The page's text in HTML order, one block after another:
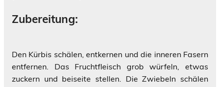
Zubereitung:
Den Kürbis schälen, entkernen und die inneren Fasern
entfernen. Das Fruchtfleisch grob würfeln, etwas
zuckern und beiseite stellen. Die Zwiebeln schälen